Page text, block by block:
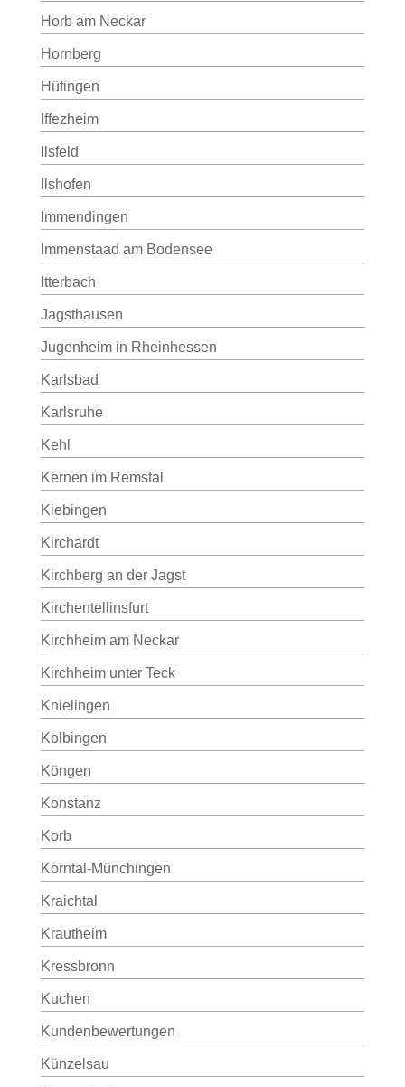
Horb am Neckar
Hornberg
Hüfingen
Iffezheim
Ilsfeld
Ilshofen
Immendingen
Immenstaad am Bodensee
Itterbach
Jagsthausen
Jugenheim in Rheinhessen
Karlsbad
Karlsruhe
Kehl
Kernen im Remstal
Kiebingen
Kirchardt
Kirchberg an der Jagst
Kirchentellinsfurt
Kirchheim am Neckar
Kirchheim unter Teck
Knielingen
Kolbingen
Köngen
Konstanz
Korb
Korntal-Münchingen
Kraichtal
Krautheim
Kressbronn
Kuchen
Kundenbewertungen
Künzelsau